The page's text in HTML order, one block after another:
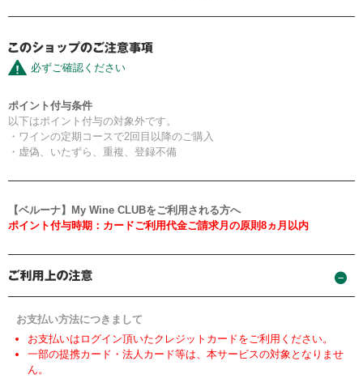
必ずご確認ください
ポイント付与条件
以下はポイント付与の対象外です。
・ワインの定期コースで2回目以降のご購入
・虚偽、いたずら、重複、登録不備
【ベルーナ】My Wine CLUBをご利用される方へ
ポイント付与時期：カードご利用代金ご請求月の原則8ヵ月以内
お支払い方法につきまして
お支払いはログイン頂いたクレジットカードをご利用ください。
一部の提携カード・法人カード等は、本サービスの対象となりませ
ん。